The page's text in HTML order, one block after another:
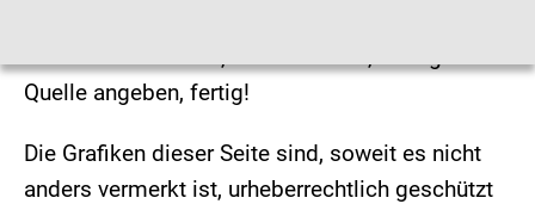
Quelle angeben, fertig!
Die Grafiken dieser Seite sind, soweit es nicht
anders vermerkt ist, urheberrechtlich geschützt